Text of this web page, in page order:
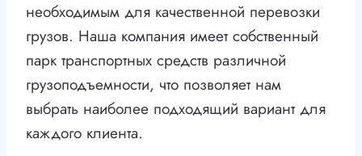
необходимым для качественной перевозки
грузов. Наша компания имеет собственный
парк транспортных средств различной
грузоподъемности, что позволяет нам
выбрать наиболее подходящий вариант для
каждого клиента.